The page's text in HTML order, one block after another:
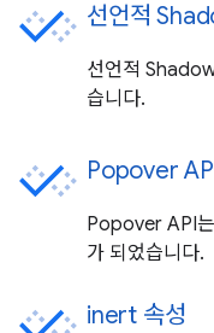
선언적
선언적
습니다.
Popover
Popover API
가 되었습니다.
inert 속성